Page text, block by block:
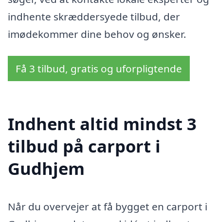
indhente skræddersyede tilbud, der
imødekommer dine behov og ønsker.
Få 3 tilbud, gratis og uforpligtende
Indhent altid mindst 3
tilbud på carport i
Gudhjem
Når du overvejer at få bygget en carport i